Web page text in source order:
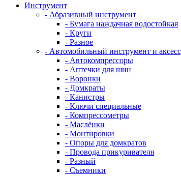
Инструмент
- Абразивный инструмент
- Бумага наждачная водостойкая
- Круги
- Разное
- Автомобильный инструмент и
- Автокомпрессоры
- Аптечки для шин
- Воронки
- Домкраты
- Канистры
- Ключи специальные
- Компрессометры
- Маслёнки
- Монтировки
- Опоры для домкратов
- Провода прикуривателя
- Разный
- Съемники